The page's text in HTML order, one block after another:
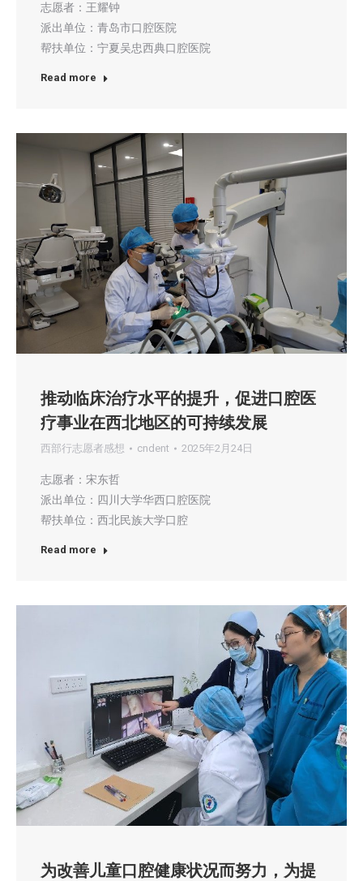
志愿者：王耀钟
派出单位：青岛市口腔医院
帮扶单位：宁夏吴忠西典口腔医院
Read more
推动临床治疗水平的提升，促进口腔医
疗事业在西北地区的可持续发展
西部行志愿者感想 cndent 2025年2月24日
志愿者：宋东哲
派出单位：四川大学华西口腔医院
帮扶单位：西北民族大学口腔
Read more
为改善儿童口腔健康状况而努力，为提